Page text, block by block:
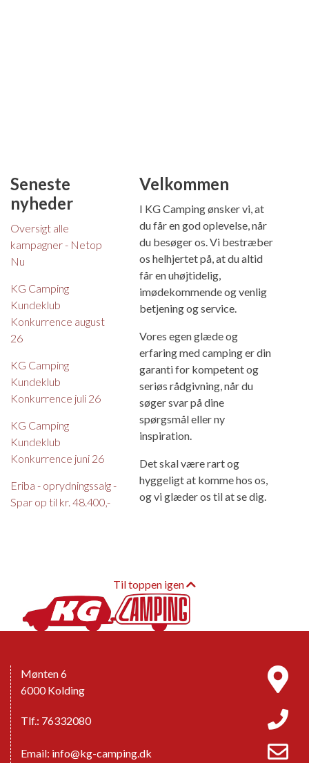
Seneste
nyheder
Oversigt alle
kampagner - Netop
Nu
KG Camping
Kundeklub
Konkurrence august
26
KG Camping
Kundeklub
Konkurrence juli 26
KG Camping
Kundeklub
Konkurrence juni 26
Eriba - oprydningssalg -
Spar op til kr. 48.400,-
Velkommen
I KG Camping ønsker vi, at
du får en god oplevelse, når
du besøger os. Vi bestræber
os helhjertet på, at du altid
får en uhøjtidelig,
imødekommende og venlig
betjening og service.
Vores egen glæde og
erfaring med camping er din
garanti for kompetent og
seriøs rådgivning, når du
søger svar på dine
spørgsmål eller ny
inspiration.
Det skal være rart og
hyggeligt at komme hos os,
og vi glæder os til at se dig.
Til toppen igen
Mønten 6
6000 Kolding
Tlf.: 76332080
Email: info@kg-camping.dk